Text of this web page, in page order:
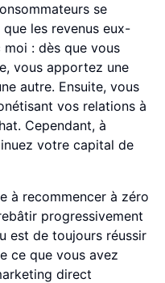
se
les revenus eux-
moi : dès que vous
vous apportez une
autre. Ensuite, vous
vos relations à
Cependant, à
votre capital de
à recommencer à zéro
progressivement
est de toujours réussir
ce que vous avez
direct